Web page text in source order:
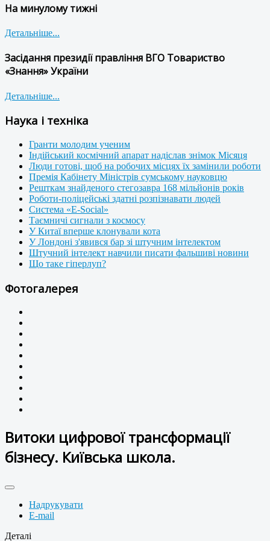
На минулому тижні
Детальніше...
Засідання президії правління ВГО Товариство
«Знання» України
Детальніше...
Наука і техніка
Гранти молодим ученим
Індійський космічний апарат надіслав знімок Місяця
Люди готові, щоб на робочих місцях їх замінили роботи
Премія Кабінету Міністрів сумському науковцю
Решткам знайденого стегозавра 168 мільйонів років
Роботи-поліцейські здатні розпізнавати людей
Система «E-Social»
Таємничі сигнали з космосу
У Китаї вперше клонували кота
У Лондоні з'явився бар зі штучним інтелектом
Штучний інтелект навчили писати фальшиві новини
Що таке гіперлуп?
Фотогалерея
Витоки цифрової трансформації
бізнесу. Київська школа.
Надрукувати
E-mail
Деталі